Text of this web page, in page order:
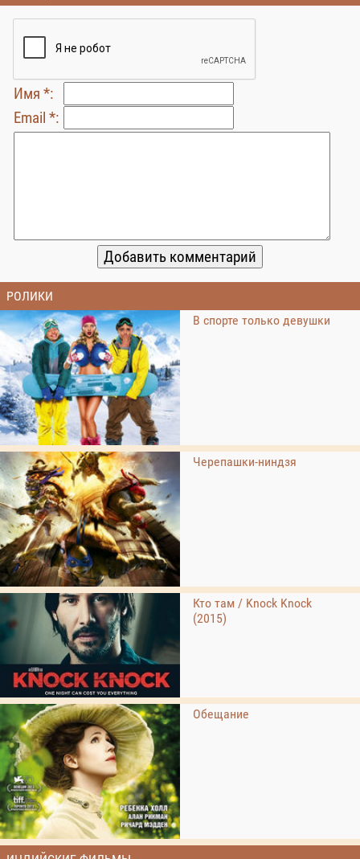
Имя *:
Email *:
РОЛИКИ
В спорте только девушки
Черепашки-ниндзя
Кто там / Knock Knock
(2015)
Обещание